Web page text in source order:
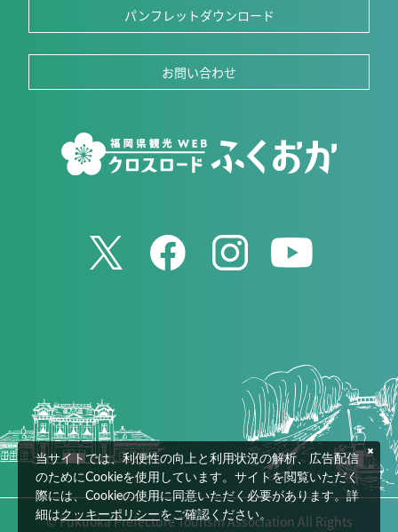
パンフレットダウンロード
お問い合わせ
© Fukuoka Prefecture Tourism Association All Rights
当サイトでは、利便性の向上と利用状況の解析、広告配信
のためにCookieを使用しています。サイトを閲覧いただく
際には、Cookieの使用に同意いただく必要があります。詳
細はクッキーポリシーをご確認ください。